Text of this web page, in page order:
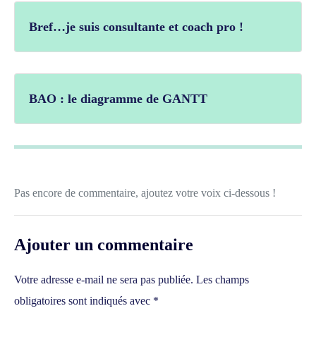
Bref…je suis consultante et coach pro !
BAO : le diagramme de GANTT
Pas encore de commentaire, ajoutez votre voix ci-dessous !
Ajouter un commentaire
Votre adresse e-mail ne sera pas publiée. Les champs
obligatoires sont indiqués avec *